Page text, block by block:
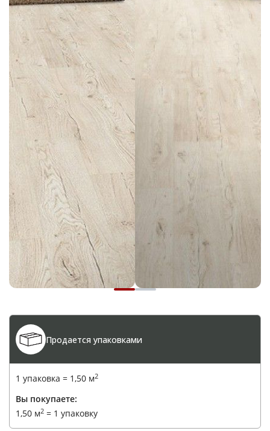
Продается упаковками
1 упаковка = 1,50 м2
Вы покупаете:
1,50 м2 = 1 упаковку